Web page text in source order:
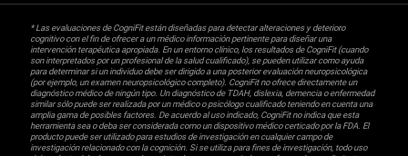
* Las evaluaciones de CogniFit están diseñadas para detectar alteraciones y deterioro
cognitivo con el fin de ofrecer a un médico información pertinente para diseñar una
intervención terapéutica apropiada. En un entorno clínico, los resultados de CogniFit (cuando
son interpretados por un profesional de la salud cualificado), se pueden utilizar como ayuda
para determinar si un individuo debe ser dirigido a una posterior evaluación neuropsicológica
(por ejemplo, un examen neuropsicológico completo). CogniFit no ofrece directamente un
diagnóstico médico de ningún tipo. Un diagnóstico de TDAH, dislexia, demencia o enfermedad
similar sólo puede ser realizada por un médico o psicólogo cualificado teniendo en cuenta una
amplia gama de posibles factores. De acuerdo al uso indicado, CogniFit no indica que esta
herramienta sea o deba ser considerada como un dispositivo médico certicado por la FDA. El
producto puede ser utilizado para estudios de investigación en cualquier campo de
investigación relacionado con la cognición. Si se utiliza para fines de investigación, todo uso